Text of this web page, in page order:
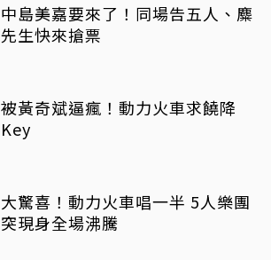
中島美嘉要來了！同場告五人、麋
先生快來搶票
被黃奇斌逼瘋！動力火車求饒降
Key
大驚喜！動力火車唱一半 5人樂團
突現身全場沸騰